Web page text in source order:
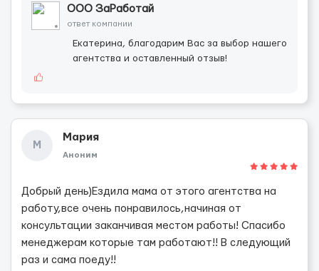
ООО ЗаРаботай
ответ компании
Екатерина, благодарим Вас за выбор нашего
агентства и оставленный отзыв!
М
Мария
Аноним
Добрый день)Ездила мама от этого агентства на
работу,все очень понравилось,начиная от
консультации заканчивая местом работы! Спасибо
менеджерам которые там работают!! В следующий
раз и сама поеду!!